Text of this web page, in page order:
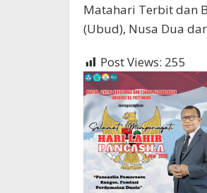
Matahari Terbit dan
(Ubud), Nusa Dua
Post Views: 255